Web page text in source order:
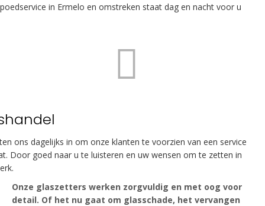
in Ermelo en omstreken staat dag en nacht voor u
ons dagelijks in om onze klanten te voorzien van een service
Door goed naar u te luisteren en uw wensen om te zetten in
Onze glaszetters werken zorgvuldig en met oog voor
detail. Of het nu gaat om glasschade, het vervangen